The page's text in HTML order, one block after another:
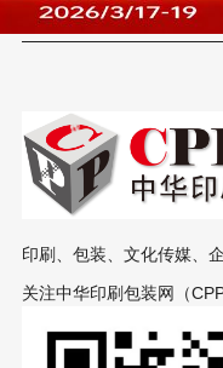
印刷、包装、文化传媒、
关注中华印刷包装网（